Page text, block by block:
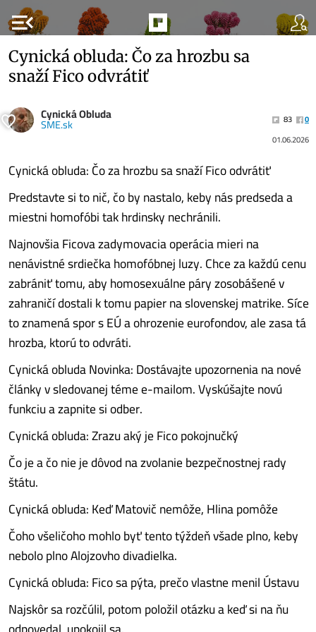
menu_open
Cynická obluda: Čo za hrozbu sa
snaží Fico odvrátiť
Cynická Obluda
SME.sk 83
0
01.06.2026
Cynická obluda: Čo za hrozbu sa snaží Fico odvrátiť
Predstavte si to nič, čo by nastalo, keby nás predseda a
miestni homofóbi tak hrdinsky nechránili.
Najnovšia Ficova zadymovacia operácia mieri na
nenávistné srdiečka homofóbnej luzy. Chce za každú cenu
zabrániť tomu, aby homosexuálne páry zosobášené v
zahraničí dostali k tomu papier na slovenskej matrike. Síce
to znamená spor s EÚ a ohrozenie eurofondov, ale zasa tá
hrozba, ktorú to odvráti.
Cynická obluda Novinka: Dostávajte upozornenia na nové
články v sledovanej téme e-mailom. Vyskúšajte novú
funkciu a zapnite si odber.
Cynická obluda: Zrazu aký je Fico pokojnučký
Čo je a čo nie je dôvod na zvolanie bezpečnostnej rady
štátu.
Cynická obluda: Keď Matovič nemôže, Hlina pomôže
Čoho všeličoho mohlo byť tento týždeň všade plno, keby
nebolo plno Alojzovho divadielka.
Cynická obluda: Fico sa pýta, prečo vlastne menil Ústavu
Najskôr sa rozčúlil, potom položil otázku a keď si na ňu